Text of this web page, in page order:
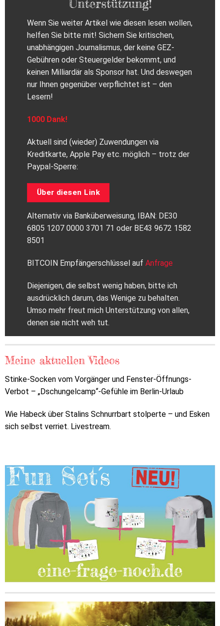
Unterstützung!
Wenn Sie weiter Artikel wie diesen lesen wollen,
helfen Sie bitte mit! Sichern Sie kritischen,
unabhängigen Journalismus, der keine GEZ-
Gebühren oder Steuergelder bekommt, und
keinen Milliardär als Sponsor hat. Und deswegen
nur Ihnen gegenüber verpflichtet ist – den
Lesern!
1000 Dank!
Aktuell sind (wieder) Zuwendungen via
Kreditkarte, Apple Pay etc. möglich – trotz der
Paypal-Sperre:
Über diesen Link
Alternativ via Banküberweisung, IBAN: DE30
6805 1207 0000 3701 71 oder BE43 9672 1582
8501
BITCOIN Empfängerschlüssel auf Anfrage
Diejenigen, die selbst wenig haben, bitte ich
ausdrücklich darum, das Wenige zu behalten.
Umso mehr freut mich Unterstützung von allen,
denen sie nicht weh tut.
Meine aktuellen Videos
Stinke-Socken vom Vorgänger und Fenster-Öffnungs-
Verbot – „Dschungelcamp“-Gefühle im Berlin-Urlaub
Wie Habeck über Stalins Schnurrbart stolperte – und Esken
sich selbst verriet. Livestream.